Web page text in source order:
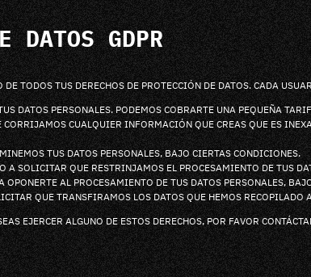
DATOS GDPR
TODOS TUS DERECHOS DE PROTECCIÓN DE DATOS. CADA
DATOS PERSONALES. PODEMOS COBRARTE UNA PEQUEÑA
CUALQUIER INFORMACIÓN QUE CREAS QUE ES
TUS DATOS PERSONALES, BAJO CIERTAS CONDICIONES.
A SOLICITAR QUE RESTRINJAMOS EL PROCESAMIENTO DE TUS
AL PROCESAMIENTO DE TUS DATOS PERSONALES,
QUE TRANSFIRAMOS LOS DATOS QUE HEMOS
EJERCER ALGUNO DE ESTOS DERECHOS, POR FAVOR